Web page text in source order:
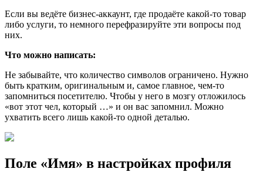
Если вы ведёте бизнес-аккаунт, где продаёте какой-то товар
либо услуги, то немного перефразируйте эти вопросы под
них.
Что можно написать:
Не забывайте, что количество символов ограничено. Нужно
быть кратким, оригинальным и, самое главное, чем-то
запомниться посетителю. Чтобы у него в мозгу отложилось
«вот этот чел, который …» и он вас запомнил. Можно
ухватить всего лишь какой-то одной деталью.
Поле «Имя» в настройках профиля